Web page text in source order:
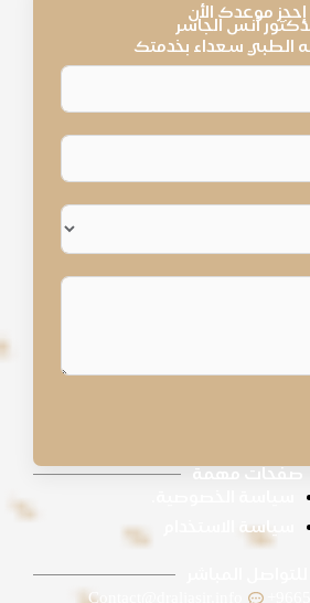
إحجز موعدك الأن
أنس الجاسر
الطبي سعداء بخدمتك
صفحات مهمة
سياسة الاستخدام
Contact@draljasir.info